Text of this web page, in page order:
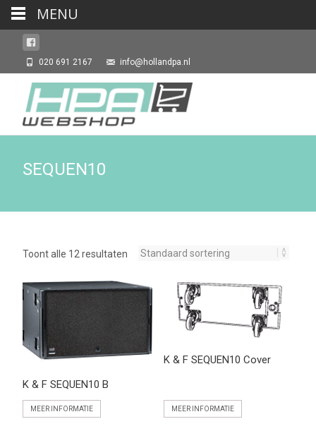
020 691 2167 info@hollandpa.nl
SEQUEN10
Toont alle 12 resultaten
K & F SEQUEN10 B
MEER INFORMATIE
K & F SEQUEN10 Cover
MEER INFORMATIE
MENU